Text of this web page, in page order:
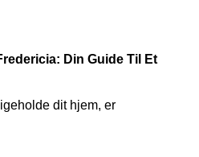
Din Guide Til Et
dit hjem, er